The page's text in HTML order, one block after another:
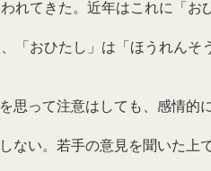
れてきた。近年はこれに「お
「おひたし」は「ほうれんそ
を思って注意はしても、感情的
しない。若手の意見を聞いた上